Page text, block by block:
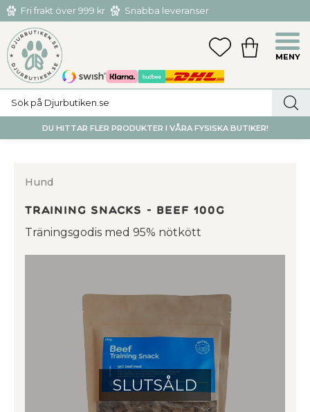
Meny
Fri frakt över 999 kr
Snabba leveranser
Hämta och returnera i butiken i Tumba eller Huddinge C
FAVORITER
KUNDVAGN
DU HITTAR FLER PRODUKTER I VÅRA FYSISKA BUTIKER!
Hund
Training Snacks - Beef 100g
Träningsgodis med 95% nötkött
SLUTSÅLD